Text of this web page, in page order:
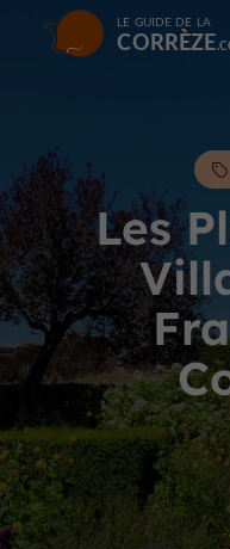
LE GUIDE DE LA
CORRÈZE
Les